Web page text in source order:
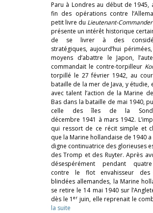
Paru à Londres au début de 1945,
fin des opérations contre
petit livre du Lieutenant-Commander
présente un intérêt historique
de se livrer à des
stratégiques, aujourd’hui
moyens d’abattre le Japon,
commandait le contre-torpilleur
torpillé le 27 février 1942, au
bataille de la mer de Java, y étudie,
avec talent l’action de la Marine
Bas dans la bataille de mai 1940,
celle des îles de la
décembre 1941 à mars 1942.
qui ressort de ce récit simple et
que la Marine hollandaise de 1940 a
digne continuatrice des glorieuses
des Tromp et des Ruyter. Après
désespérément pendant
contre le flot envahisseur des
blindées allemandes, la Marine
se retire le 14 mai 1940 sur
dès le 1er juin, elle reprenait le
la suite